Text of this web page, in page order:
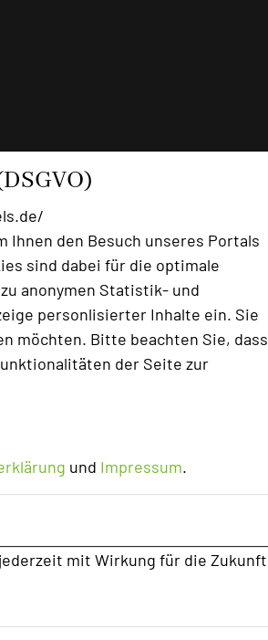
Ihnen den Besuch unseres Portals
sind dabei für die optimale
anonymen Statistik- und
personlisierter Inhalte ein. Sie
möchten. Bitte beachten Sie, dass
der Seite zur
und Impressum.
mit Wirkung für die Zukunft